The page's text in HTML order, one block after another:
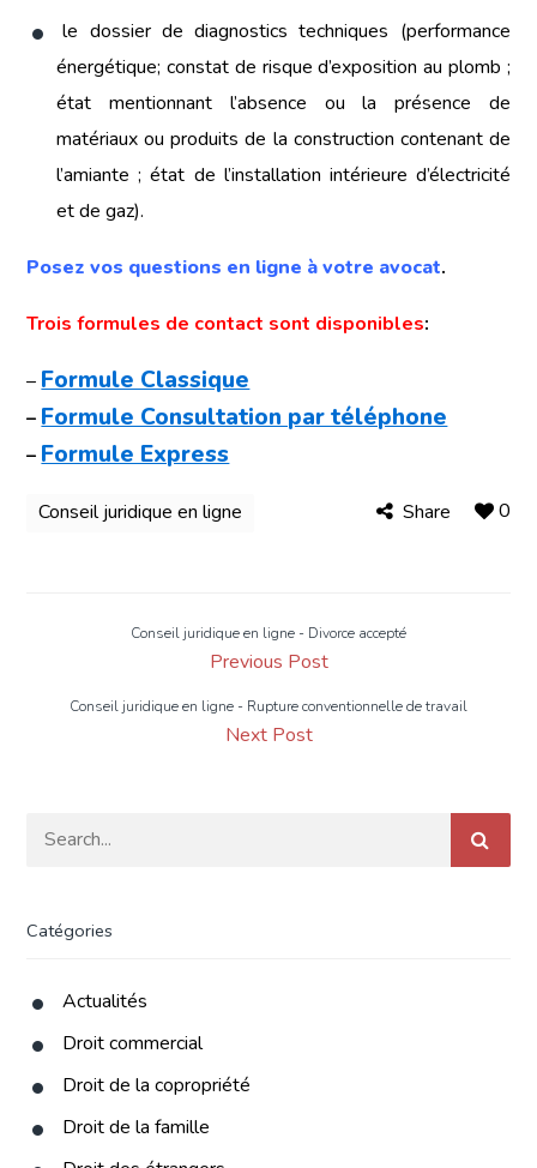
le dossier de diagnostics techniques (performance
énergétique; constat de risque d’exposition au plomb ;
état mentionnant l’absence ou la présence de
matériaux ou produits de la construction contenant de
l’amiante ; état de l’installation intérieure d’électricité
et de gaz).
Posez vos questions en ligne à votre avocat.
Trois formules de contact sont disponibles:
– Formule Classique
– Formule Consultation par téléphone
– Formule Express
Conseil juridique en ligne Share 0
Conseil juridique en ligne - Divorce accepté
Previous Post
Conseil juridique en ligne - Rupture conventionnelle de travail
Next Post
Catégories
Actualités
Droit commercial
Droit de la copropriété
Droit de la famille